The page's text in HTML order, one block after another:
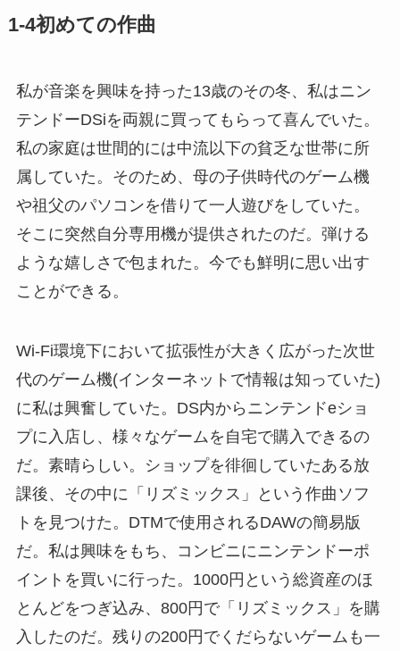
1-4初めての作曲
私が音楽を興味を持った13歳のその冬、私はニン
テンドーDSiを両親に買ってもらって喜んでいた。
私の家庭は世間的には中流以下の貧乏な世帯に所
属していた。そのため、母の子供時代のゲーム機
や祖父のパソコンを借りて一人遊びをしていた。
そこに突然自分専用機が提供されたのだ。弾ける
ような嬉しさで包まれた。今でも鮮明に思い出す
ことができる。
Wi-Fi環境下において拡張性が大きく広がった次世
代のゲーム機(インターネットで情報は知っていた)
に私は興奮していた。DS内からニンテンドeショ
プに入店し、様々なゲームを自宅で購入できるの
だ。素晴らしい。ショップを徘徊していたある放
課後、その中に「リズミックス」という作曲ソフ
トを見つけた。DTMで使用されるDAWの簡易版
だ。私は興味をもち、コンビニにニンテンドーポ
イントを買いに行った。1000円という総資産のほ
とんどをつぎ込み、800円で「リズミックス」を購
入したのだ。残りの200円でくだらないゲームも一